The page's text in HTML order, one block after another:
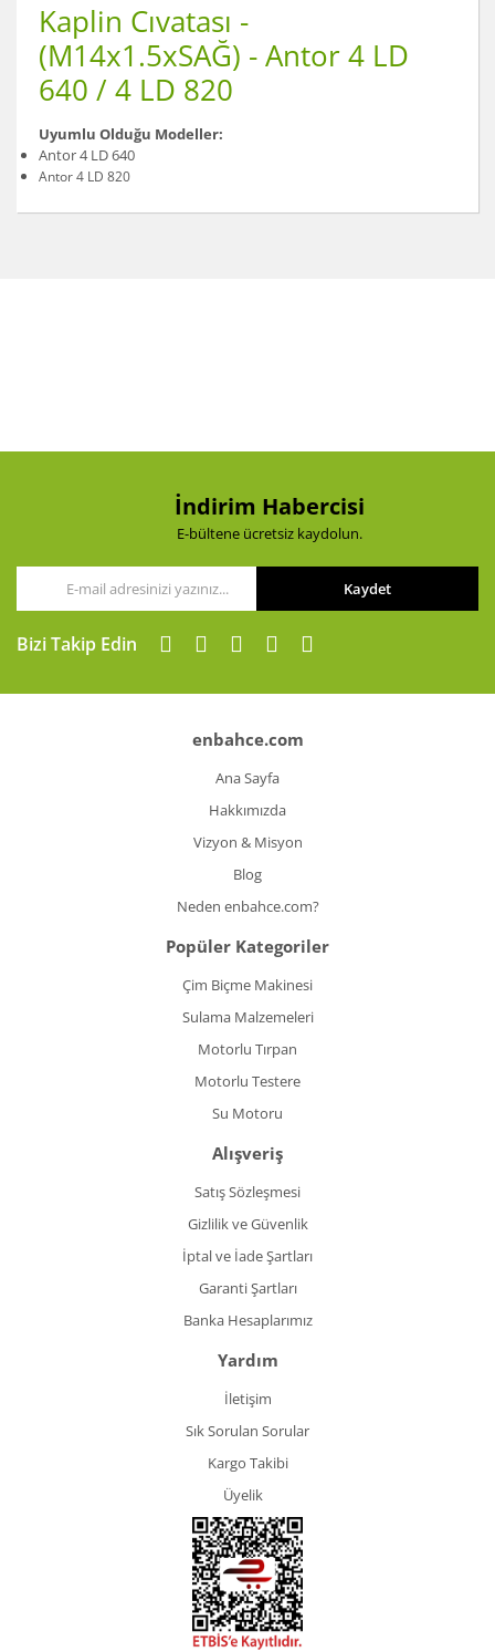
Kaplin Cıvatası -
(M14x1.5xSAĞ) - Antor 4 LD
640 / 4 LD 820
Uyumlu Olduğu Modeller:
Antor 4 LD 640
Antor 4 LD 820
Ürün fiyatı diğer sitelerden daha pahalı.
Gönder
İndirim Habercisi
E-bültene ücretsiz kaydolun.
Kaydet
Bizi Takip Edin
enbahce.com
Ana Sayfa
Hakkımızda
Vizyon & Misyon
Blog
Neden enbahce.com?
Popüler Kategoriler
Çim Biçme Makinesi
Sulama Malzemeleri
Motorlu Tırpan
Motorlu Testere
Su Motoru
Alışveriş
Satış Sözleşmesi
Gizlilik ve Güvenlik
İptal ve İade Şartları
Garanti Şartları
Banka Hesaplarımız
Yardım
İletişim
Sık Sorulan Sorular
Kargo Takibi
Üyelik